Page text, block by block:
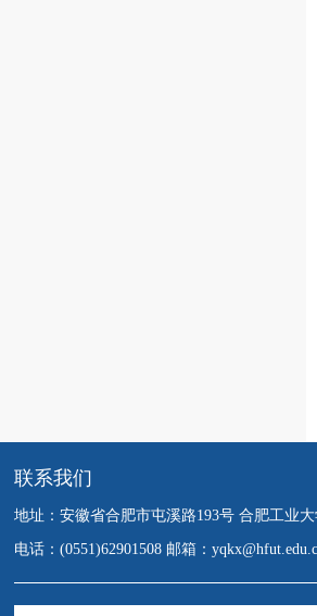
联系我们
地址：安徽省合肥市屯溪路193号 合肥工业
电话：(0551)62901508 邮箱：